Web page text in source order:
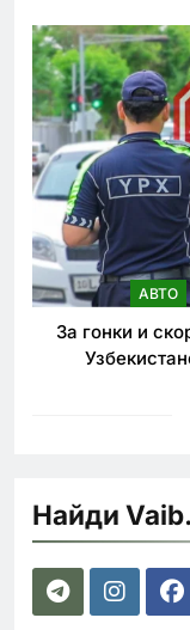
АВТО
За гонки и
Найди